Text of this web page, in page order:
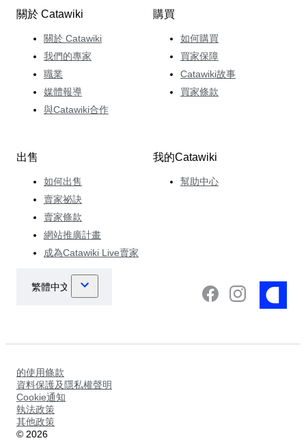
關於 Catawiki
關於 Catawiki
我們的專家
職業
媒體報導
與Catawiki合作
購買
如何購買
買家保障
Catawiki故事
買家條款
出售
如何出售
賣家祕訣
賣家條款
網站推廣計畫
成為Catawiki Live賣家
我的Catawiki
幫助中心
的使用條款
資料保護及隱私權聲明
Cookie通知
執法政策
其他政策
© 2026